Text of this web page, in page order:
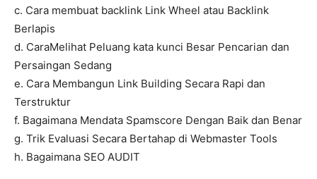
c. Cara membuat backlink Link Wheel atau Backlink
Berlapis
d. CaraMelihat Peluang kata kunci Besar Pencarian dan
Persaingan Sedang
e. Cara Membangun Link Building Secara Rapi dan
Terstruktur
f. Bagaimana Mendata Spamscore Dengan Baik dan Benar
g. Trik Evaluasi Secara Bertahap di Webmaster Tools
h. Bagaimana SEO AUDIT